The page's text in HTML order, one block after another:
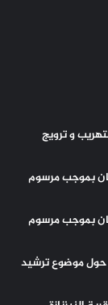
و ترويج
بموجب مرسوم
بموجب مرسوم
حول موضوع ترشيد